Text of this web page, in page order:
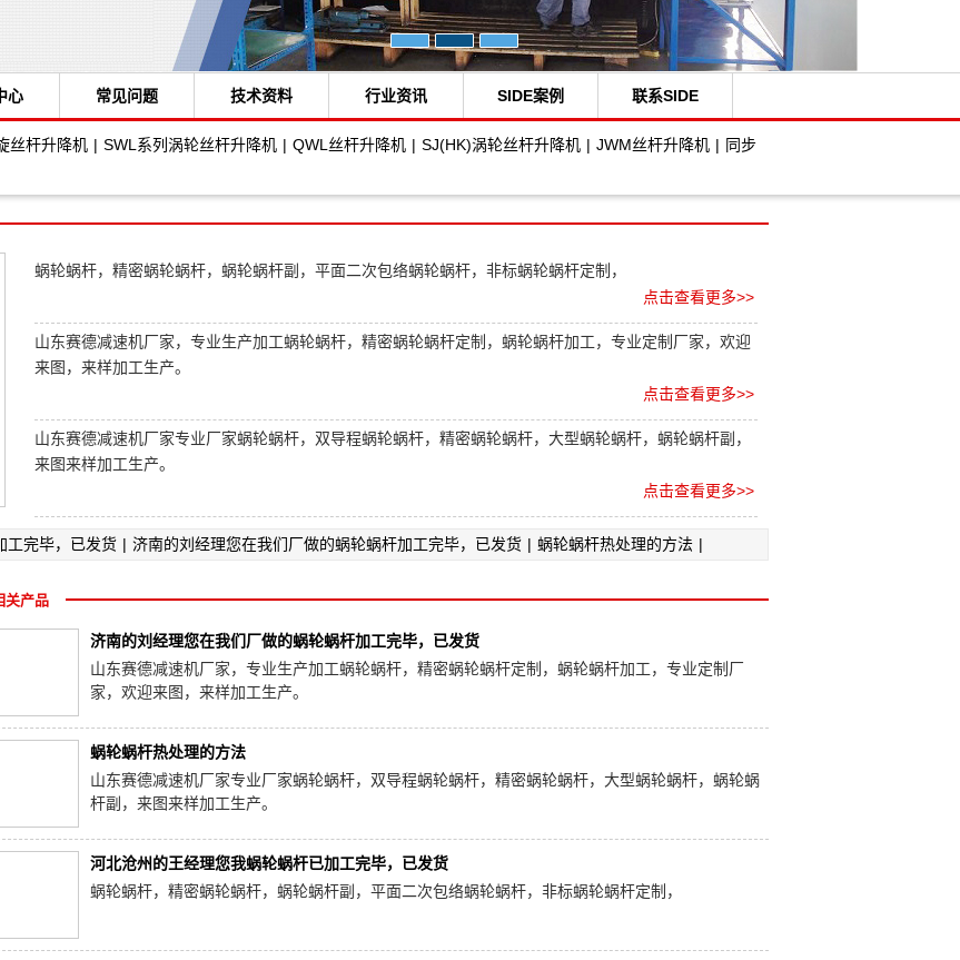
心 常见问题 技术资料 行业资讯 SIDE案例 联系SIDE
丝杆升降机 | SWL系列涡轮丝杆升降机 | QWL丝杆升降机 | SJ(HK)涡轮丝杆升降机 | JWM丝杆升降机 | 同步
蜗轮蜗杆，精密蜗轮蜗杆，蜗轮蜗杆副，平面二次包络蜗轮蜗杆，非标蜗轮蜗杆定制，
点击查看更多>>
山东赛德减速机厂家，专业生产加工蜗轮蜗杆，精密蜗轮蜗杆定制，蜗轮蜗杆加工，专业定制厂家，欢迎
来图，来样加工生产。
点击查看更多>>
山东赛德减速机厂家专业厂家蜗轮蜗杆，双导程蜗轮蜗杆，精密蜗轮蜗杆，大型蜗轮蜗杆，蜗轮蜗杆副，
来图来样加工生产。
点击查看更多>>
工完毕，已发货 | 济南的刘经理您在我们厂做的蜗轮蜗杆加工完毕，已发货 | 蜗轮蜗杆热处理的方法 |
关产品
济南的刘经理您在我们厂做的蜗轮蜗杆加工完毕，已发货
山东赛德减速机厂家，专业生产加工蜗轮蜗杆，精密蜗轮蜗杆定制，蜗轮蜗杆加工，专业定制厂
家，欢迎来图，来样加工生产。
蜗轮蜗杆热处理的方法
山东赛德减速机厂家专业厂家蜗轮蜗杆，双导程蜗轮蜗杆，精密蜗轮蜗杆，大型蜗轮蜗杆，蜗轮蜗
杆副，来图来样加工生产。
河北沧州的王经理您我蜗轮蜗杆已加工完毕，已发货
蜗轮蜗杆，精密蜗轮蜗杆，蜗轮蜗杆副，平面二次包络蜗轮蜗杆，非标蜗轮蜗杆定制，